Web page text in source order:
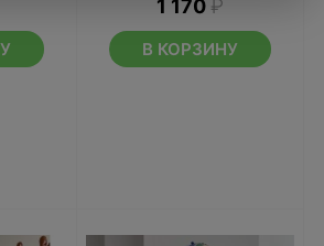
1 170 ₽
В КОРЗИНУ